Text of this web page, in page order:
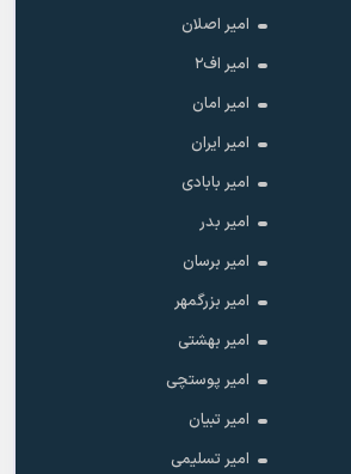
امیر اصلان
امیر اف۲
امیر امان
امیر ایران
امیر بابادی
امیر بدر
امیر برسان
امیر بزرگمهر
امیر بهشتی
امیر پوستچی
امیر تبیان
امیر تسلیمی